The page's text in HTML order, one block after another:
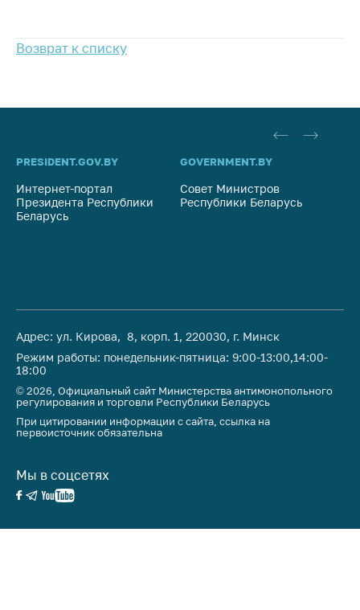
Возврат к списку
PRESIDENT.GOV.BY
Интернет-портал
Президента Республики
Беларусь
GOVERNMENT.BY
Совет Министров
Республики Беларусь
Адрес: ул. Кирова, 8, корп. 1, 220030, г. Минск
Режим работы: понедельник-пятница: 9:00-13:00,14:00-
18:00
© 2026, Официальный сайт Министерства антимонопольного
регулирования и торговли Республики Беларусь
При цитировании информации с сайта, ссылка на
первоисточник обязательна
Мы в соцсетях